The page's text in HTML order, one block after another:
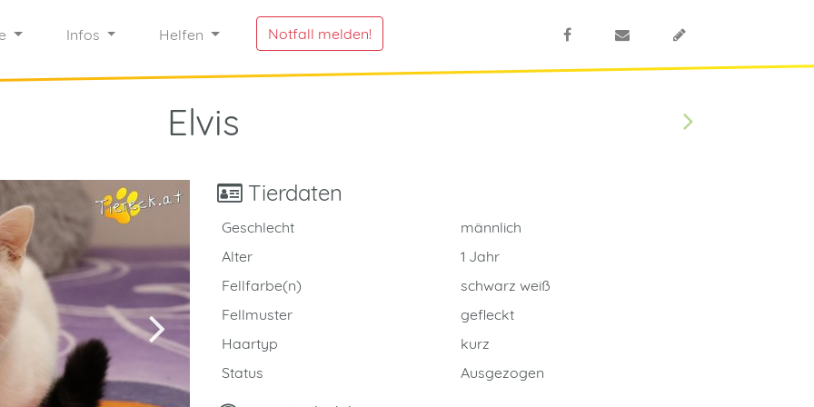
Infos Helfen Notfall melden!
Elvis
Tierdaten
Geschlecht
männlich
Alter
1 Jahr
Fellfarbe(n)
schwarz weiß
Fellmuster
gefleckt
Haartyp
kurz
Status
Ausgezogen